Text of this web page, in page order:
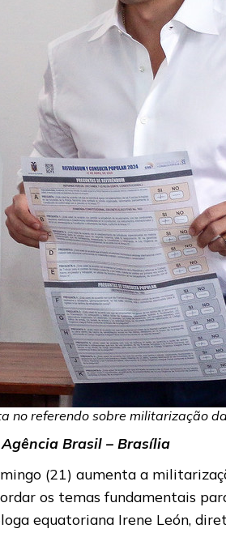
no referendo sobre militarização
Brasil – Brasília
(21) aumenta a
os temas fundamentais
equatoriana Irene León,